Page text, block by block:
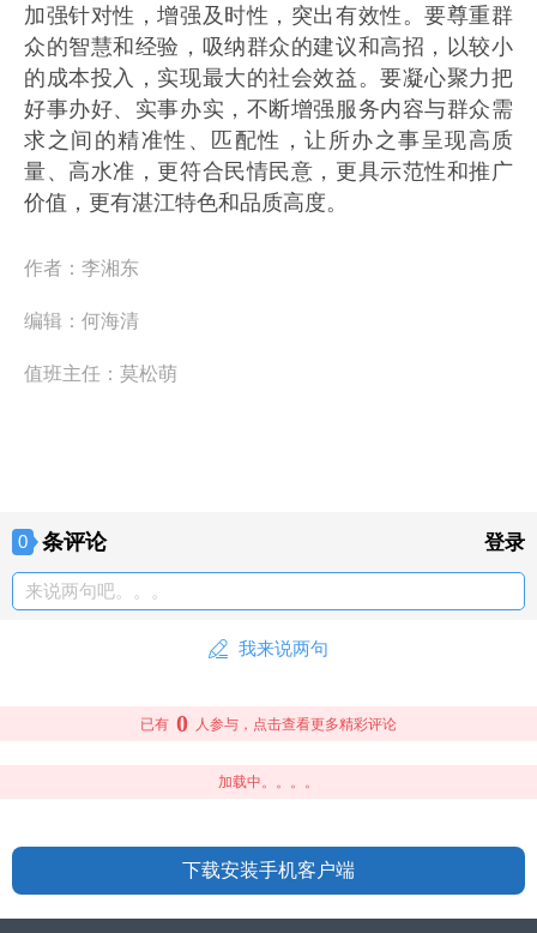
加强针对性，增强及时性，突出有效性。要尊重群
众的智慧和经验，吸纳群众的建议和高招，以较小
的成本投入，实现最大的社会效益。要凝心聚力把
好事办好、实事办实，不断增强服务内容与群众需
求之间的精准性、匹配性，让所办之事呈现高质
量、高水准，更符合民情民意，更具示范性和推广
价值，更有湛江特色和品质高度。
作者： 李湘东
编辑： 何海清
值班主任： 莫松萌
0 条评论 登录
来说两句吧。。。
我来说两句
已有 0 人参与，点击查看更多精彩评论
加载中。。。。
下载安装手机客户端